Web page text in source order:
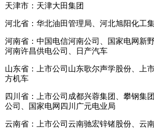
天津市：天津大田集团
河北省：华北油田管理局、河北旭阳化工
河南省：中国电信河南公司、国家电网新
河南许昌供电公司、日产汽车
山东省：上市公司山东歌尔声学股份、上
方机车
四川省：上市公司成都兴蓉集团、攀钢集
公司、国家电网四川广元电业局
云南省：上市公司云南驰宏锌锗股份、云